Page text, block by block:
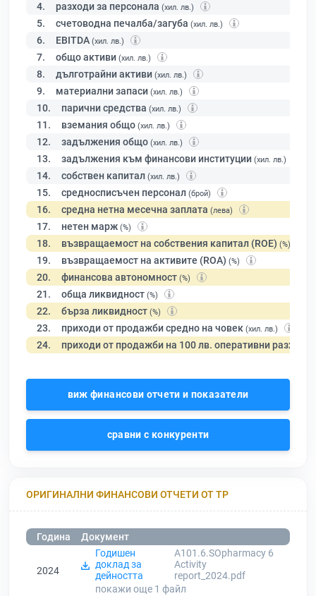
4. разходи за персонала (хил. лв.)
5. счетоводна печалба/загуба (хил. лв.)
6. EBITDA (хил. лв.)
7. общо активи (хил. лв.)
8. дълготрайни активи (хил. лв.)
9. материални запаси (хил. лв.)
10. парични средства (хил. лв.)
11. вземания общо (хил. лв.)
12. задължения общо (хил. лв.)
13. задължения към финансови институции (хил. лв.)
14. собствен капитал (хил. лв.)
15. средносписъчен персонал (брой)
16. средна нетна месечна заплата (лева)
17. нетен марж (%)
18. възвращаемост на собствения капитал (ROE) (%)
19. възвращаемост на активите (ROA) (%)
20. финансова автономност (%)
21. обща ликвидност (%)
22. бърза ликвидност (%)
23. приходи от продажби средно на човек (хил. лв.)
24. приходи от продажби на 100 лв. оперативни разходи
виж финансови отчети и показатели
сравни с конкуренти
ОРИГИНАЛНИ ФИНАНСОВИ ОТЧЕТИ ОТ ТР
Година Документ
2024
Годишен
доклад за
дейността
A101.6.SOpharmacy 6
Activity
report_2024.pdf
покажи още 1 файл